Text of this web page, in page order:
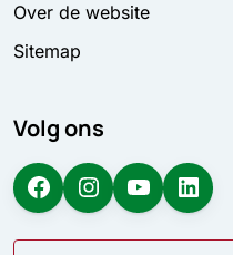
Over de website
Sitemap
Volg ons
Facebook Instagram YouTube LinkedIn